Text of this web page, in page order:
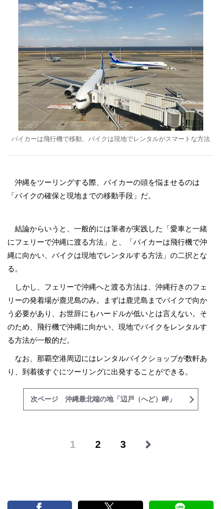
バイカーは飛行機で移動、バイクは現地でレンタルがスマートな方法
沖縄をツーリングする際、バイカーの頭を悩ませるのは
「バイクの確保と現地までの移動手段」だ。
結論からいうと、一般的には筆者が実践した「愛車と一緒
にフェリーで沖縄に渡る方法」と、「バイカーは飛行機で沖
縄に向かい、バイクは現地でレンタルする方法」の二択とな
る。
しかし、フェリーで沖縄へと渡る方法は、沖縄行きのフェ
リーの発着場が鹿児島のみ。まずは鹿児島までバイクで向か
う必要があり、お世辞にもハードルが低いとは言えない。そ
のため、飛行機で沖縄に向かい、現地でバイクをレンタルす
る方法が一般的だ。
なお、那覇空港周辺にはレンタルバイクショップが数軒あ
り、到着後すぐにツーリングに出発することができる。
次ページ 沖縄最北端の地「辺戸（へど）岬」
1 2 3